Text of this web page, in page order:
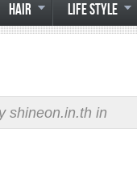
HAIR LIFE STYLE
shineon.in.th in